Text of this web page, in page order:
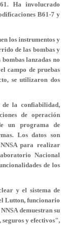
Ha involucrado
B61-7 y
los instrumentos y
de las bombas y
lanzadas no
campo de pruebas
se utilizaron dos
la confiabilidad,
de operación
un programa de
Los datos son
para realizar
Nacional
de los
y el sistema de
Lutton, funcionario
demuestran su
y efectivos",